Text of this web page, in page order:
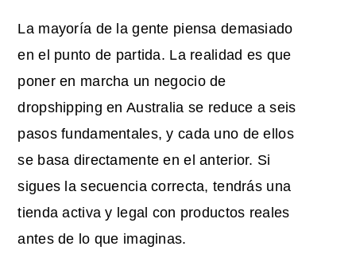
La mayoría de la gente piensa demasiado
en el punto de partida. La realidad es que
poner en marcha un negocio de
dropshipping en Australia se reduce a seis
pasos fundamentales, y cada uno de ellos
se basa directamente en el anterior. Si
sigues la secuencia correcta, tendrás una
tienda activa y legal con productos reales
antes de lo que imaginas.